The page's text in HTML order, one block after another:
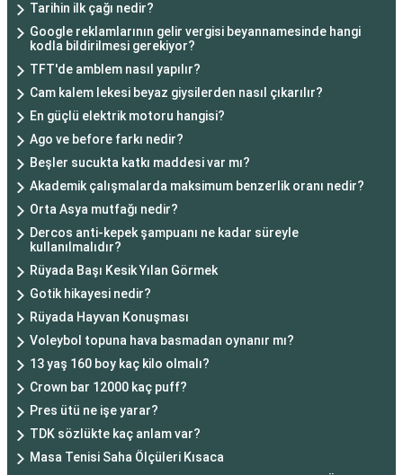
Tarihin ilk çağı nedir?
Google reklamlarının gelir vergisi beyannamesinde hangi
kodla bildirilmesi gerekiyor?
TFT'de amblem nasıl yapılır?
Cam kalem lekesi beyaz giysilerden nasıl çıkarılır?
En güçlü elektrik motoru hangisi?
Ago ve before farkı nedir?
Beşler sucukta katkı maddesi var mı?
Akademik çalışmalarda maksimum benzerlik oranı nedir?
Orta Asya mutfağı nedir?
Dercos anti-kepek şampuanı ne kadar süreyle
kullanılmalıdır?
Rüyada Başı Kesik Yılan Görmek
Gotik hikayesi nedir?
Rüyada Hayvan Konuşması
Voleybol topuna hava basmadan oynanır mı?
13 yaş 160 boy kaç kilo olmalı?
Crown bar 12000 kaç puff?
Pres ütü ne işe yarar?
TDK sözlükte kaç anlam var?
Masa Tenisi Saha Ölçüleri Kısaca